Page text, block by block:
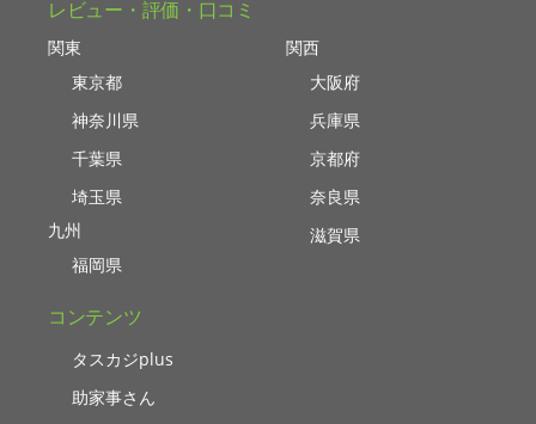
レビュー・評価・口コミ
関東
東京都
神奈川県
千葉県
埼玉県
九州
福岡県
関西
大阪府
兵庫県
京都府
奈良県
滋賀県
コンテンツ
タスカジplus
助家事さん